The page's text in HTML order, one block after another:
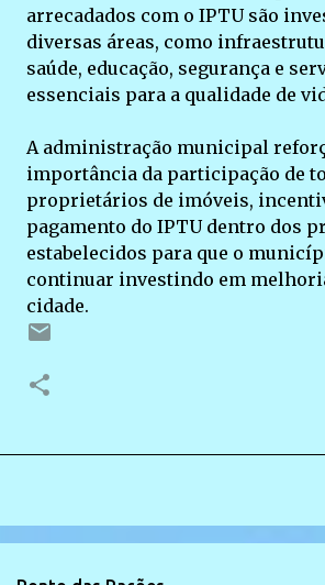
arrecadados com o IPTU são
diversas áreas, como
saúde, educação, segurança e
essenciais para a qualidade de
A administração municipal
importância da participação de
proprietários de imóveis,
pagamento do IPTU dentro dos
estabelecidos para que o
continuar investindo em
cidade.